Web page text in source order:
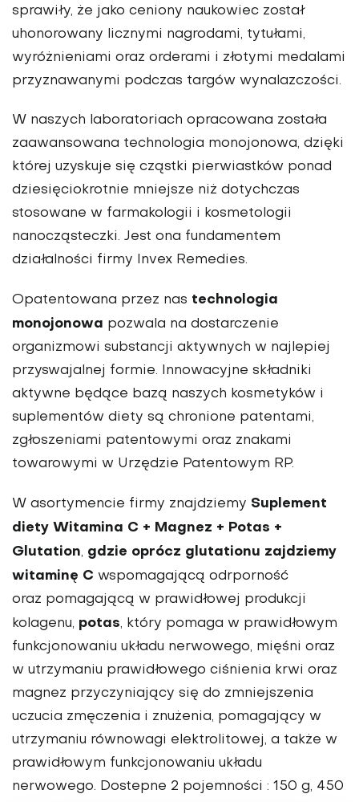
sprawiły, że jako ceniony naukowiec został
uhonorowany licznymi nagrodami, tytułami,
wyróżnieniami oraz orderami i złotymi medalami
przyznawanymi podczas targów wynalazczości.
W naszych laboratoriach opracowana została
zaawansowana technologia monojonowa, dzięki
której uzyskuje się cząstki pierwiastków ponad
dziesięciokrotnie mniejsze niż dotychczas
stosowane w farmakologii i kosmetologii
nanocząsteczki. Jest ona fundamentem
działalności firmy Invex Remedies.
Opatentowana przez nas technologia
monojonowa pozwala na dostarczenie
organizmowi substancji aktywnych w najlepiej
przyswajalnej formie. Innowacyjne składniki
aktywne będące bazą naszych kosmetyków i
suplementów diety są chronione patentami,
zgłoszeniami patentowymi oraz znakami
towarowymi w Urzędzie Patentowym RP.
W asortymencie firmy znajdziemy Suplement
diety Witamina C + Magnez + Potas +
Glutation, gdzie oprócz glutationu zajdziemy
witaminę C wspomagającą odrporność
oraz pomagającą w prawidłowej produkcji
kolagenu, potas, który pomaga w prawidłowym
funkcjonowaniu układu nerwowego, mięśni oraz
w utrzymaniu prawidłowego ciśnienia krwi oraz
magnez przyczyniający się do zmniejszenia
uczucia zmęczenia i znużenia, pomagający w
utrzymaniu równowagi elektrolitowej, a także w
prawidłowym funkcjonowaniu układu
nerwowego. Dostepne 2 pojemności : 150 g, 450